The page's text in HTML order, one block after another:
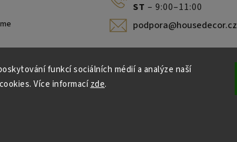
funkcí sociálních médií a analýze naší
Více informacízde.
ST – 9:00–11:00
podpora@housedecor.cz